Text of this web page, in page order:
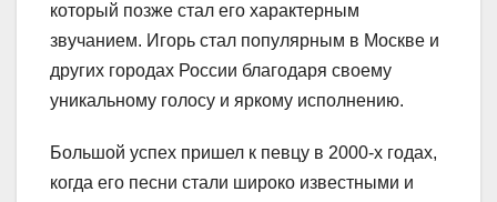
который позже стал его характерным
звучанием. Игорь стал популярным в Москве и
других городах России благодаря своему
уникальному голосу и яркому исполнению.
Большой успех пришел к певцу в 2000-х годах,
когда его песни стали широко известными и